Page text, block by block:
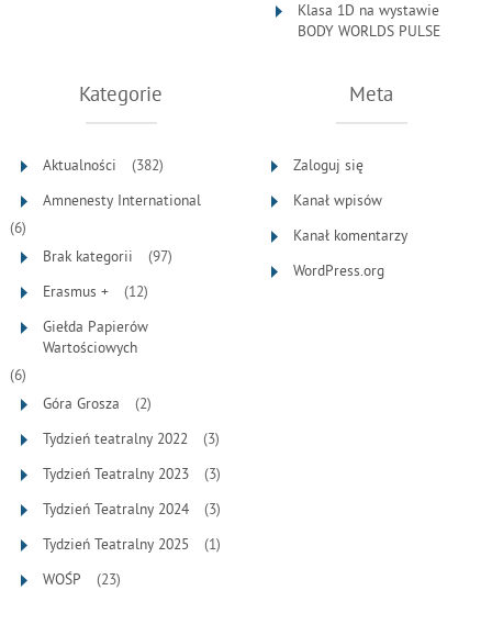
Klasa 1D na wystawie
BODY WORLDS PULSE
Kategorie
Aktualności
(382)
Amnenesty International
(6)
Brak kategorii
(97)
Erasmus +
(12)
Giełda Papierów
Wartościowych
(6)
Góra Grosza
(2)
Tydzień teatralny 2022
(3)
Tydzień Teatralny 2023
(3)
Tydzień Teatralny 2024
(3)
Tydzień Teatralny 2025
(1)
WOŚP
(23)
Meta
Zaloguj się
Kanał wpisów
Kanał komentarzy
WordPress.org